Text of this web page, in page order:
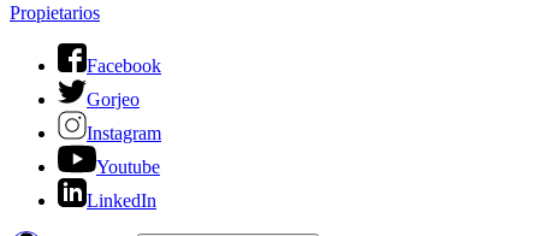
Propietarios
Facebook
Gorjeo
Instagram
Youtube
LinkedIn